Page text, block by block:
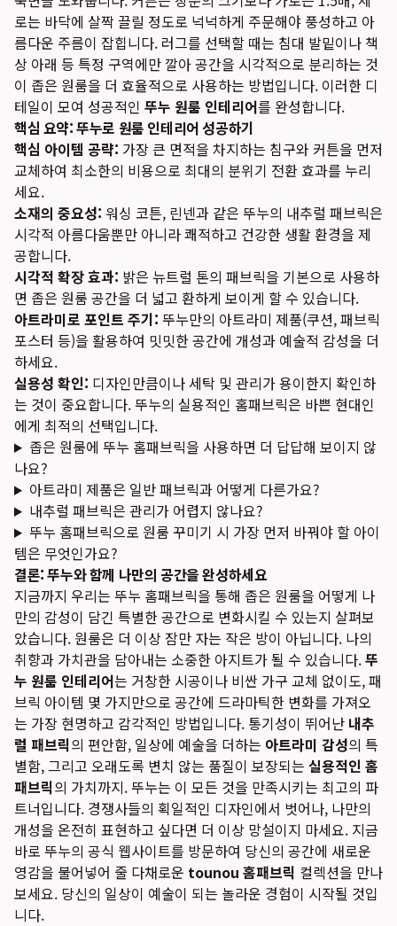
로는 바닥에 살짝 끌릴 정도로 넉넉하게 주문해야 풍성하고 아
름다운 주름이 잡힙니다. 러그를 선택할 때는 침대 발밑이나 책
상 아래 등 특정 구역에만 깔아 공간을 시각적으로 분리하는 것
이 좁은 원룸을 더 효율적으로 사용하는 방법입니다. 이러한 디
테일이 모여 성공적인 뚜누 원룸 인테리어를 완성합니다.
핵심 요약: 뚜누로 원룸 인테리어 성공하기
핵심 아이템 공략: 가장 큰 면적을 차지하는 침구와 커튼을 먼저
교체하여 최소한의 비용으로 최대의 분위기 전환 효과를 누리
세요.
소재의 중요성: 워싱 코튼, 린넨과 같은 뚜누의 내추럴 패브릭은
시각적 아름다움뿐만 아니라 쾌적하고 건강한 생활 환경을 제
공합니다.
시각적 확장 효과: 밝은 뉴트럴 톤의 패브릭을 기본으로 사용하
면 좁은 원룸 공간을 더 넓고 환하게 보이게 할 수 있습니다.
아트라미로 포인트 주기: 뚜누만의 아트라미 제품(쿠션, 패브릭
포스터 등)을 활용하여 밋밋한 공간에 개성과 예술적 감성을 더
하세요.
실용성 확인: 디자인만큼이나 세탁 및 관리가 용이한지 확인하
는 것이 중요합니다. 뚜누의 실용적인 홈패브릭은 바쁜 현대인
에게 최적의 선택입니다.
좁은 원룸에 뚜누 홈패브릭을 사용하면 더 답답해 보이지 않
나요?
아트라미 제품은 일반 패브릭과 어떻게 다른가요?
내추럴 패브릭은 관리가 어렵지 않나요?
뚜누 홈패브릭으로 원룸 꾸미기 시 가장 먼저 바꿔야 할 아이
템은 무엇인가요?
결론: 뚜누와 함께 나만의 공간을 완성하세요
지금까지 우리는 뚜누 홈패브릭을 통해 좁은 원룸을 어떻게 나
만의 감성이 담긴 특별한 공간으로 변화시킬 수 있는지 살펴보
았습니다. 원룸은 더 이상 잠만 자는 작은 방이 아닙니다. 나의
취향과 가치관을 담아내는 소중한 아지트가 될 수 있습니다.뚜
누 원룸 인테리어는 거창한 시공이나 비싼 가구 교체 없이도, 패
브릭 아이템 몇 가지만으로 공간에 드라마틱한 변화를 가져오
는 가장 현명하고 감각적인 방법입니다. 통기성이 뛰어난 내추
럴 패브릭의 편안함, 일상에 예술을 더하는 아트라미 감성의 특
별함, 그리고 오래도록 변치 않는 품질이 보장되는 실용적인 홈
패브릭의 가치까지. 뚜누는 이 모든 것을 만족시키는 최고의 파
트너입니다. 경쟁사들의 획일적인 디자인에서 벗어나, 나만의
개성을 온전히 표현하고 싶다면 더 이상 망설이지 마세요. 지금
바로 뚜누의 공식 웹사이트를 방문하여 당신의 공간에 새로운
영감을 불어넣어 줄 다채로운 tounou 홈패브릭 컬렉션을 만나
보세요. 당신의 일상이 예술이 되는 놀라운 경험이 시작될 것입
니다.